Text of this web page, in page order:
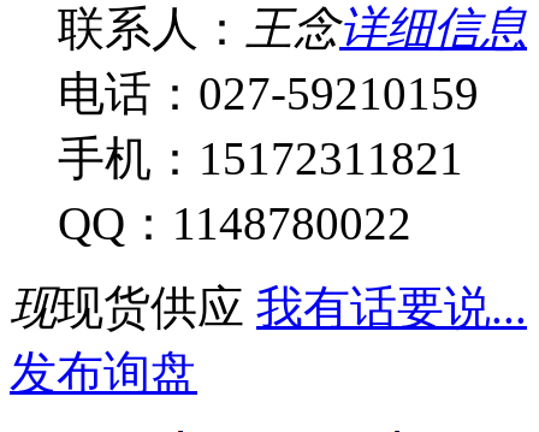
联系人： 王念详细信息
电话：027-59210159
手机：15172311821
QQ：1148780022
现现货供应 我有话要说...
发布询盘